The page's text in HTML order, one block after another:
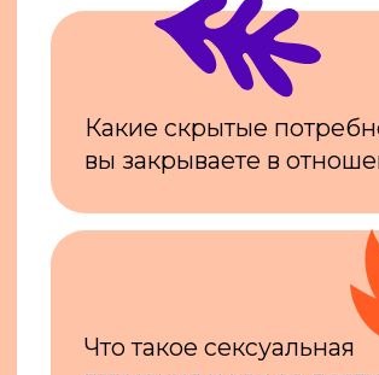
для себя — обучение
проработаете свой запрос
с экспертом
Как разнообразить
сексуальную жизнь в долгих